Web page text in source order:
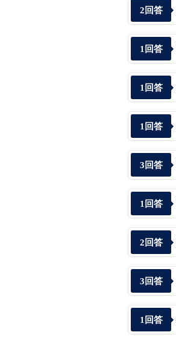
2 回答
1 回答
1 回答
1 回答
3 回答
1 回答
2 回答
3 回答
1 回答